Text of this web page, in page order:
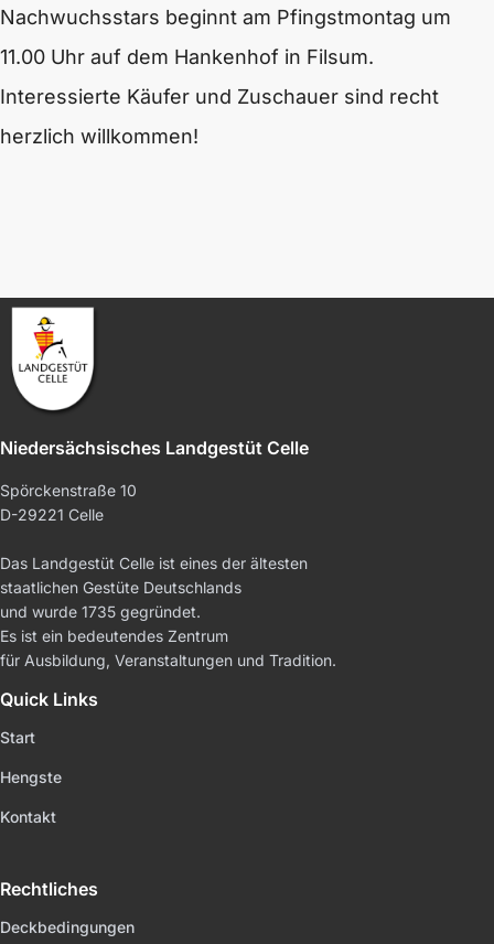
Nachwuchsstars beginnt am Pfingstmontag um
11.00 Uhr auf dem Hankenhof in Filsum.
Interessierte Käufer und Zuschauer sind recht
herzlich willkommen!
Niedersächsisches Landgestüt Celle
Spörckenstraße 10
D-29221 Celle
Das Landgestüt Celle ist eines der ältesten
staatlichen Gestüte Deutschlands
und wurde 1735 gegründet.
Es ist ein bedeutendes Zentrum
für Ausbildung, Veranstaltungen und Tradition.
Quick Links
Start
Hengste
Kontakt
Rechtliches
Deckbedingungen